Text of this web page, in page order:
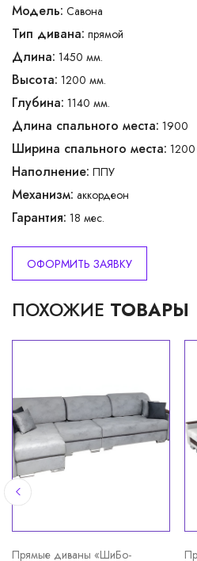
Модель: Савона
Тип дивана: прямой
Длина: 1450 мм.
Высота: 1200 мм.
Глубина: 1140 мм.
Длина спального места: 1900
Ширина спального места:
Наполнение: ППУ
Механизм: аккордеон
Гарантия: 18 мес.
ОФОРМИТЬ ЗАЯВКУ
ПОХОЖИЕ ТОВАРЫ
Прямые диваны «ШиБо-